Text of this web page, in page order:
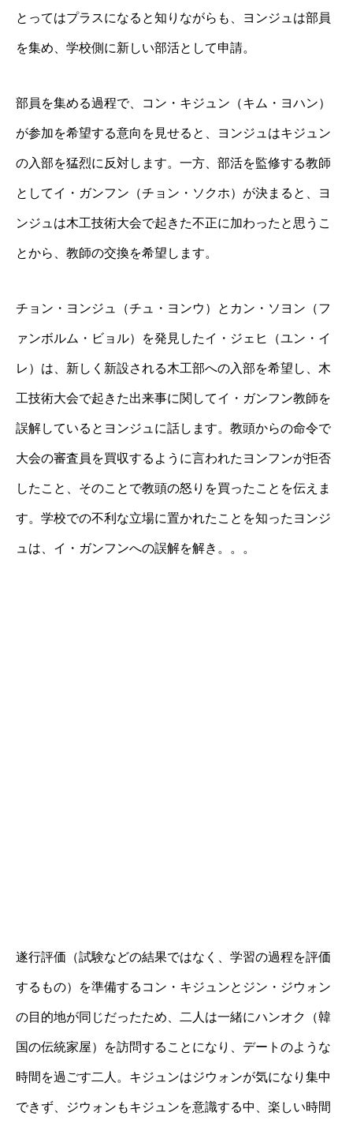
とってはプラスになると知りながらも、ヨンジュは部員
を集め、学校側に新しい部活として申請。
部員を集める過程で、コン・キジュン（キム・ヨハン）
が参加を希望する意向を見せると、ヨンジュはキジュン
の入部を猛烈に反対します。一方、部活を監修する教師
としてイ・ガンフン（チョン・ソクホ）が決まると、ヨ
ンジュは木工技術大会で起きた不正に加わったと思うこ
とから、教師の交換を希望します。
チョン・ヨンジュ（チュ・ヨンウ）とカン・ソヨン（フ
ァンボルム・ビョル）を発見したイ・ジェヒ（ユン・イ
レ）は、新しく新設される木工部への入部を希望し、木
工技術大会で起きた出来事に関してイ・ガンフン教師を
誤解しているとヨンジュに話します。教頭からの命令で
大会の審査員を買収するように言われたヨンフンが拒否
したこと、そのことで教頭の怒りを買ったことを伝えま
す。学校での不利な立場に置かれたことを知ったヨンジ
ュは、イ・ガンフンへの誤解を解き。。。
遂行評価（試験などの結果ではなく、学習の過程を評価
するもの）を準備するコン・キジュンとジン・ジウォン
の目的地が同じだったため、二人は一緒にハンオク（韓
国の伝統家屋）を訪問することになり、デートのような
時間を過ごす二人。キジュンはジウォンが気になり集中
できず、ジウォンもキジュンを意識する中、楽しい時間